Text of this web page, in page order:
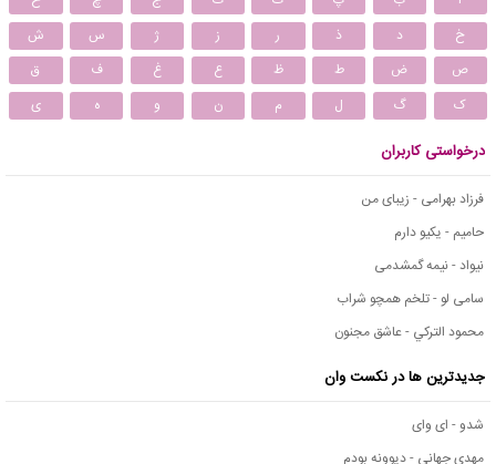
خ
د ذ ر ز ژ س
ش
ص
ض ط ظ ع غ ف
ق
ک
گ ل م ن و ه ی
درخواستی کاربران
فرزاد بهرامی - زیبای من
حامیم - یکیو دارم
نیواد - نیمه گمشدمی
سامی لو - تلخم همچو شراب
محمود التركي - عاشق مجنون
جدیدترین ها در نکست وان
شدو - ای وای
مهدی جهانی - دیوونه بودم